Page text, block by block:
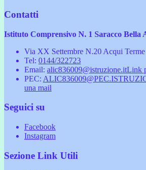
Contatti
Istituto Comprensivo N. 1 Saracco Bella
Via XX Settembre N.20 Acqui Terme
Tel: 0144/322723
Email: alic836009@istruzione.itLink
PEC:
una mail
Seguici su
Facebook
Instagram
Sezione Link Utili